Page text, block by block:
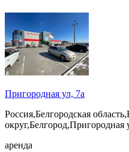
Пригородная ул, 7а
Россия,Белгородская
округ,Белгород,Пригородная
аренда